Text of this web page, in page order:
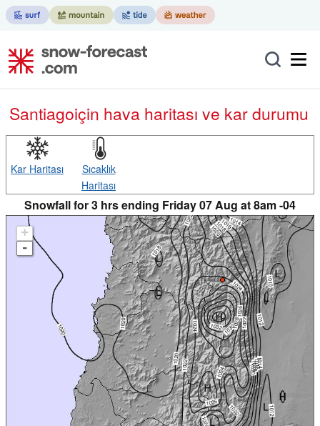
Santiagoiçin hava haritası ve kar durumu
Kar Haritası
Sıcaklık
Haritası
Snowfall for 3 hrs ending Friday 07 Aug at 8am -04
+
-